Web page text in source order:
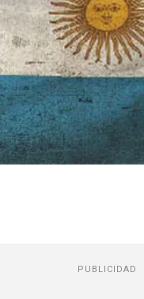
PUBLICIDAD